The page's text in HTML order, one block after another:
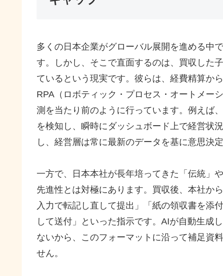
多くの日本企業がグローバル展開を進める中
す。しかし、そこで直面するのは、買収した
ているという現実です。彼らは、経費精算か
RPA（ロボティック・プロセス・オートメー
測を当たり前のように行っています。例えば
を検知し、瞬時にダッシュボード上で経営状
し、経営層は常に最新のデータを基に意思決
一方で、日本本社が長年培ってきた「伝統」
先進性とは対極にあります。買収後、本社か
入力で転記し直して提出」「紙の領収書を添
して送付」といった指示です。AIが自動生成
ないから、このフォーマットに沿って補足資
せん。